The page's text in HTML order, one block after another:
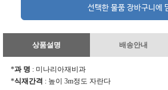
상품설명 배송안내
*과 명 : 미나리아재비과
*식재간격 : 높이 3m정도 자란다